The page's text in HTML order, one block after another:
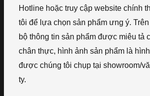
Hotline hoặc truy cập website chính
tôi để lựa chọn sản phẩm ưng ý.
bộ thông tin sản phẩm được miêu tả
chân thực, hình ảnh sản phẩm là
được chúng tôi chụp tại showroom/
ty.